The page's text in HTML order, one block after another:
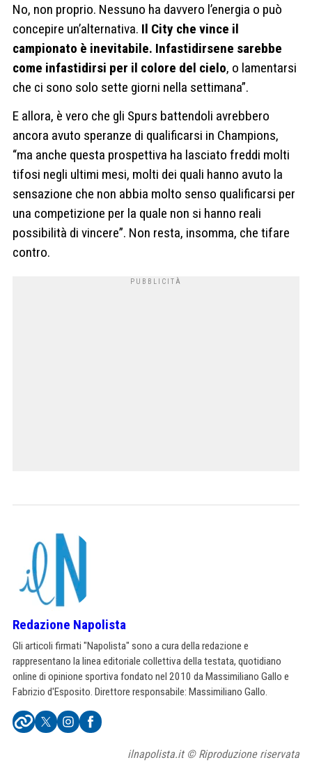
No, non proprio. Nessuno ha davvero l’energia o può
concepire un’alternativa. Il City che vince il
campionato è inevitabile. Infastidirsene sarebbe
come infastidirsi per il colore del cielo, o lamentarsi
che ci sono solo sette giorni nella settimana”.
E allora, è vero che gli Spurs battendoli avrebbero
ancora avuto speranze di qualificarsi in Champions,
“ma anche questa prospettiva ha lasciato freddi molti
tifosi negli ultimi mesi, molti dei quali hanno avuto la
sensazione che non abbia molto senso qualificarsi per
una competizione per la quale non si hanno reali
possibilità di vincere”. Non resta, insomma, che tifare
contro.
Redazione Napolista
Gli articoli firmati "Napolista" sono a cura della redazione e
rappresentano la linea editoriale collettiva della testata, quotidiano
online di opinione sportiva fondato nel 2010 da Massimiliano Gallo e
Fabrizio d'Esposito. Direttore responsabile: Massimiliano Gallo.
ilnapolista.it © Riproduzione riservata